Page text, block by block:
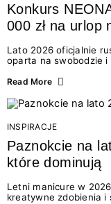
Konkurs
000 zł na urlop
Lato 2026 oficjalnie
oparta na swobodzie i
doświadczenia
Motywem
letnich momentów. Z
wyjątkowego: wielki
najgorętszych trendów
Read More
INSPIRACJE
Paznokcie na
które dominują
Letni manicure w
kreatywne zdobienia i